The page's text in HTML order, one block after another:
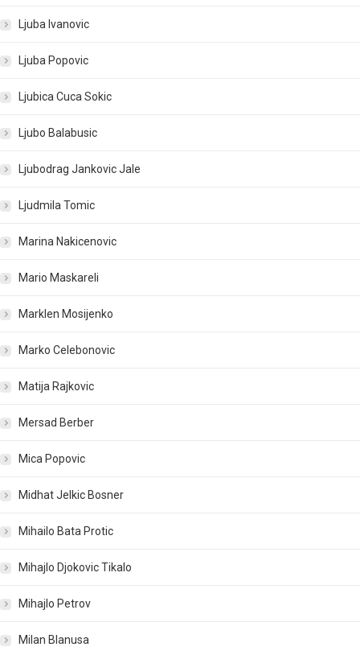
Ljuba Ivanovic
Ljuba Popovic
Ljubica Cuca Sokic
Ljubo Balabusic
Ljubodrag Jankovic Jale
Ljudmila Tomic
Marina Nakicenovic
Mario Maskareli
Marklen Mosijenko
Marko Celebonovic
Matija Rajkovic
Mersad Berber
Mica Popovic
Midhat Jelkic Bosner
Mihailo Bata Protic
Mihajlo Djokovic Tikalo
Mihajlo Petrov
Milan Blanusa